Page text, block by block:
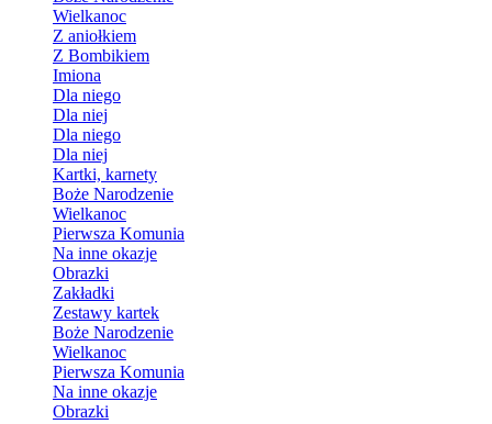
Wielkanoc
Z aniołkiem
Z Bombikiem
Imiona
Dla niego
Dla niej
Dla niego
Dla niej
Kartki, karnety
Boże Narodzenie
Wielkanoc
Pierwsza Komunia
Na inne okazje
Obrazki
Zakładki
Zestawy kartek
Boże Narodzenie
Wielkanoc
Pierwsza Komunia
Na inne okazje
Obrazki